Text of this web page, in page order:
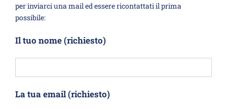
per inviarci una mail ed essere ricontattati il prima
possibile:
Il tuo nome (richiesto)
La tua email (richiesto)